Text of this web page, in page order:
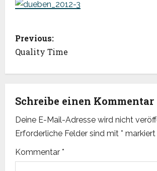
P
o
s
t
n
a
v
Previous:
Quality Time
Schreibe einen Kommentar
Deine E-Mail-Adresse wird nicht
Erforderliche Felder sind mit * markiert
Kommentar *